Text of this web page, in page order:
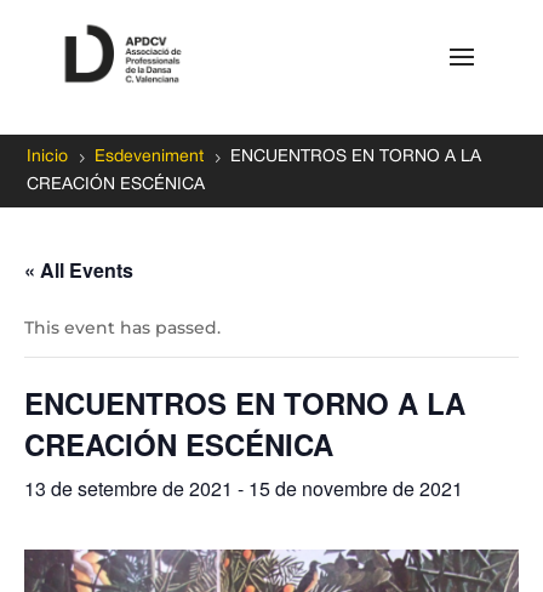
Inicio 5 Esdeveniment 5
ENCUENTROS EN TORNO A LA
CREACIÓN ESCÉNICA
« All Events
This event has passed.
ENCUENTROS EN TORNO A LA
CREACIÓN ESCÉNICA
13 de setembre de 2021 - 15 de novembre de 2021